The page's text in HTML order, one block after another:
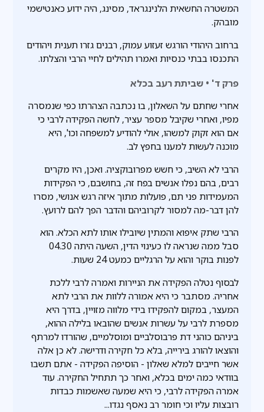
המשטרה החשאית הלנינגראד, מסינג, היה ידוע כאנטישמי
מובהק.
ברחוב היהודי הורגש זעזוע עמוק, רבנים גזרו תענית ויהודים
התכנסו בבתי כנסיות ואמרו תהילים לחיי הרבי והצלתו.
פרק ד' • שביתת רעב בכלא
אחרי שחתם על השאלון, בו נכתבה הצהרתו כפי שנמסרה
מפיו, ואחרי שקיבל מספר עציר, לחשה הפקידה לרבי כי
אם הוא זקוק למשהו, אולי להודיע למשפחה וכו', היא
מוכנה לעשות למענו בחפץ לב.
הרבי לא השיב, כי חשש מפרובוקציה. ואכן, היו מקרים
רבים, בהם נפלו אנשים בפח זה, בחושבם, כי הפקידות
המעמידות פני תם, פועלות מתוך איזה רגש אנושי, מסרו
להן דבר-מה למסור לקרוביהם והדבר הפך להם לרועץ.
הרבי שתק איפוא והמתין שיובילו אותו לתא הכלא. הוא
סבל ממה שנראה לו כעינוי הדין, השעה היתה 04.30
לפנות בוקר והוא על הרגליים כמעט 24 שעות.
לבסוף נטלה הפקידה את הניירות ואמרה לרבי ללכת
אחריה. מסתבר כי היא אמורה ללוות את הרבי לתא
המעצר, במקום להפקידו בידי מלווה מזויין, בדרך היא
מספרת לרבי על עשרות אנשים שהובאו בלילה ההוא,
ביניהם כוהני דת פרבוסלביים ומוסלמיים, שהורדו למרתף
והוצאו להורג בירייה, בלא כל חקירה ודרישה. לא כן אלה
אשר חייבים למלא שאלון - הוסיפה הפקידה - אתם תשבו
בוודאי כמה ימים בכלא, ואחר כך תתחיל החקירה. עוד
אמרה הפקידה לרבי, כי היא שמעה שאשמות כבדות
רובצות עליו וכי חומר רב נאסף נגדו...